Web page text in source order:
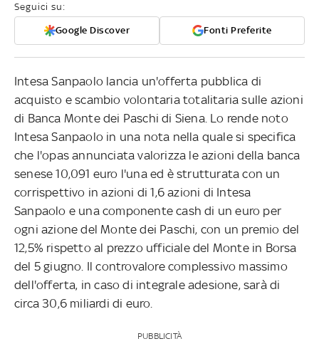
Seguici su:
Google Discover Fonti Preferite
Intesa Sanpaolo lancia un'offerta pubblica di
acquisto e scambio volontaria totalitaria sulle azioni
di Banca Monte dei Paschi di Siena. Lo rende noto
Intesa Sanpaolo in una nota nella quale si specifica
che l'opas annunciata valorizza le azioni della banca
senese 10,091 euro l'una ed è strutturata con un
corrispettivo in azioni di 1,6 azioni di Intesa
Sanpaolo e una componente cash di un euro per
ogni azione del Monte dei Paschi, con un premio del
12,5% rispetto al prezzo ufficiale del Monte in Borsa
del 5 giugno. Il controvalore complessivo massimo
dell'offerta, in caso di integrale adesione, sarà di
circa 30,6 miliardi di euro.
PUBBLICITÀ